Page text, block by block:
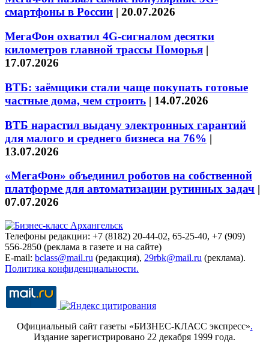
смартфоны в России | 20.07.2026
МегаФон охватил 4G-сигналом десятки
километров главной трассы Поморья |
17.07.2026
ВТБ: заёмщики стали чаще покупать готовые
частные дома, чем строить | 14.07.2026
ВТБ нарастил выдачу электронных гарантий
для малого и среднего бизнеса на 76% |
13.07.2026
«МегаФон» объединил роботов на собственной
платформе для автоматизации рутинных задач |
07.07.2026
Телефоны редакции: +7 (8182) 20-44-02, 65-25-40, +7 (909)
556-2850 (реклама в газете и на сайте)
E-mail: bclass@mail.ru (редакция), 29rbk@mail.ru (реклама).
Политика конфиденциальности.
Официальный сайт газеты «БИЗНЕС-КЛАСС экспресс».
Издание зарегистрировано 22 декабря 1999 года.